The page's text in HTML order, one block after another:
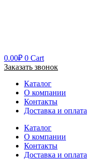
0.00₽ 0 Cart
Заказать звонок
Каталог
О компании
Контакты
Доставка и оплата
Каталог
О компании
Контакты
Доставка и оплата